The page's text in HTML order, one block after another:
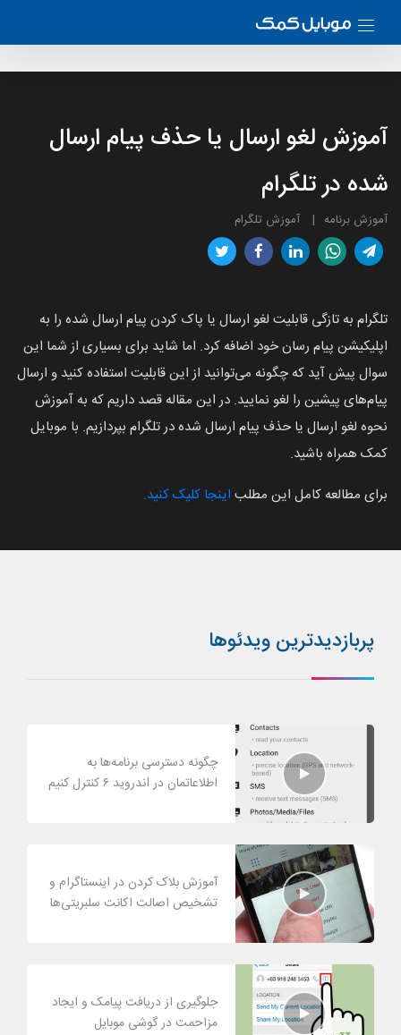
آموزش لغو ارسال یا حذف پیام ارسال
شده در تلگرام
آموزش برنامه آموزش تلگرام
تلگرام به تازگی قابلیت لغو ارسال یا پاک کردن پیام ارسال شده را به
اپلیکیشن پیام رسان خود اضافه کرد. اما شاید برای بسیاری از شما این
سوال پیش آید که چگونه می‌توانید از این قابلیت استفاده کنید و ارسال
پیام‌های پیشین را لغو نمایید. در این مقاله قصد داریم که به آموزش
نحوه لغو ارسال یا حذف پیام ارسال شده در تلگرام بپردازیم. با موبایل
کمک همراه باشید.
برای مطالعه کامل این مطلب اینجا کلیک کنید.
پربازدیدترین ویدئوها
چگونه دسترسی برنامه‌ها به
اطلاعاتمان در اندروید ۶ کنترل کنیم
آموزش بلاک کردن در اینستاگرام و
تشخیص اصالت اکانت سلبریتی‌ها
جلوگیری از دریافت پیامک و ایجاد
مزاحمت در گوشی موبایل